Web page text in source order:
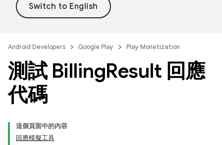
Android Developers Google Play Play Monetization
測試 BillingResult 回應
代碼
這個頁面中的內容
回應模擬工具